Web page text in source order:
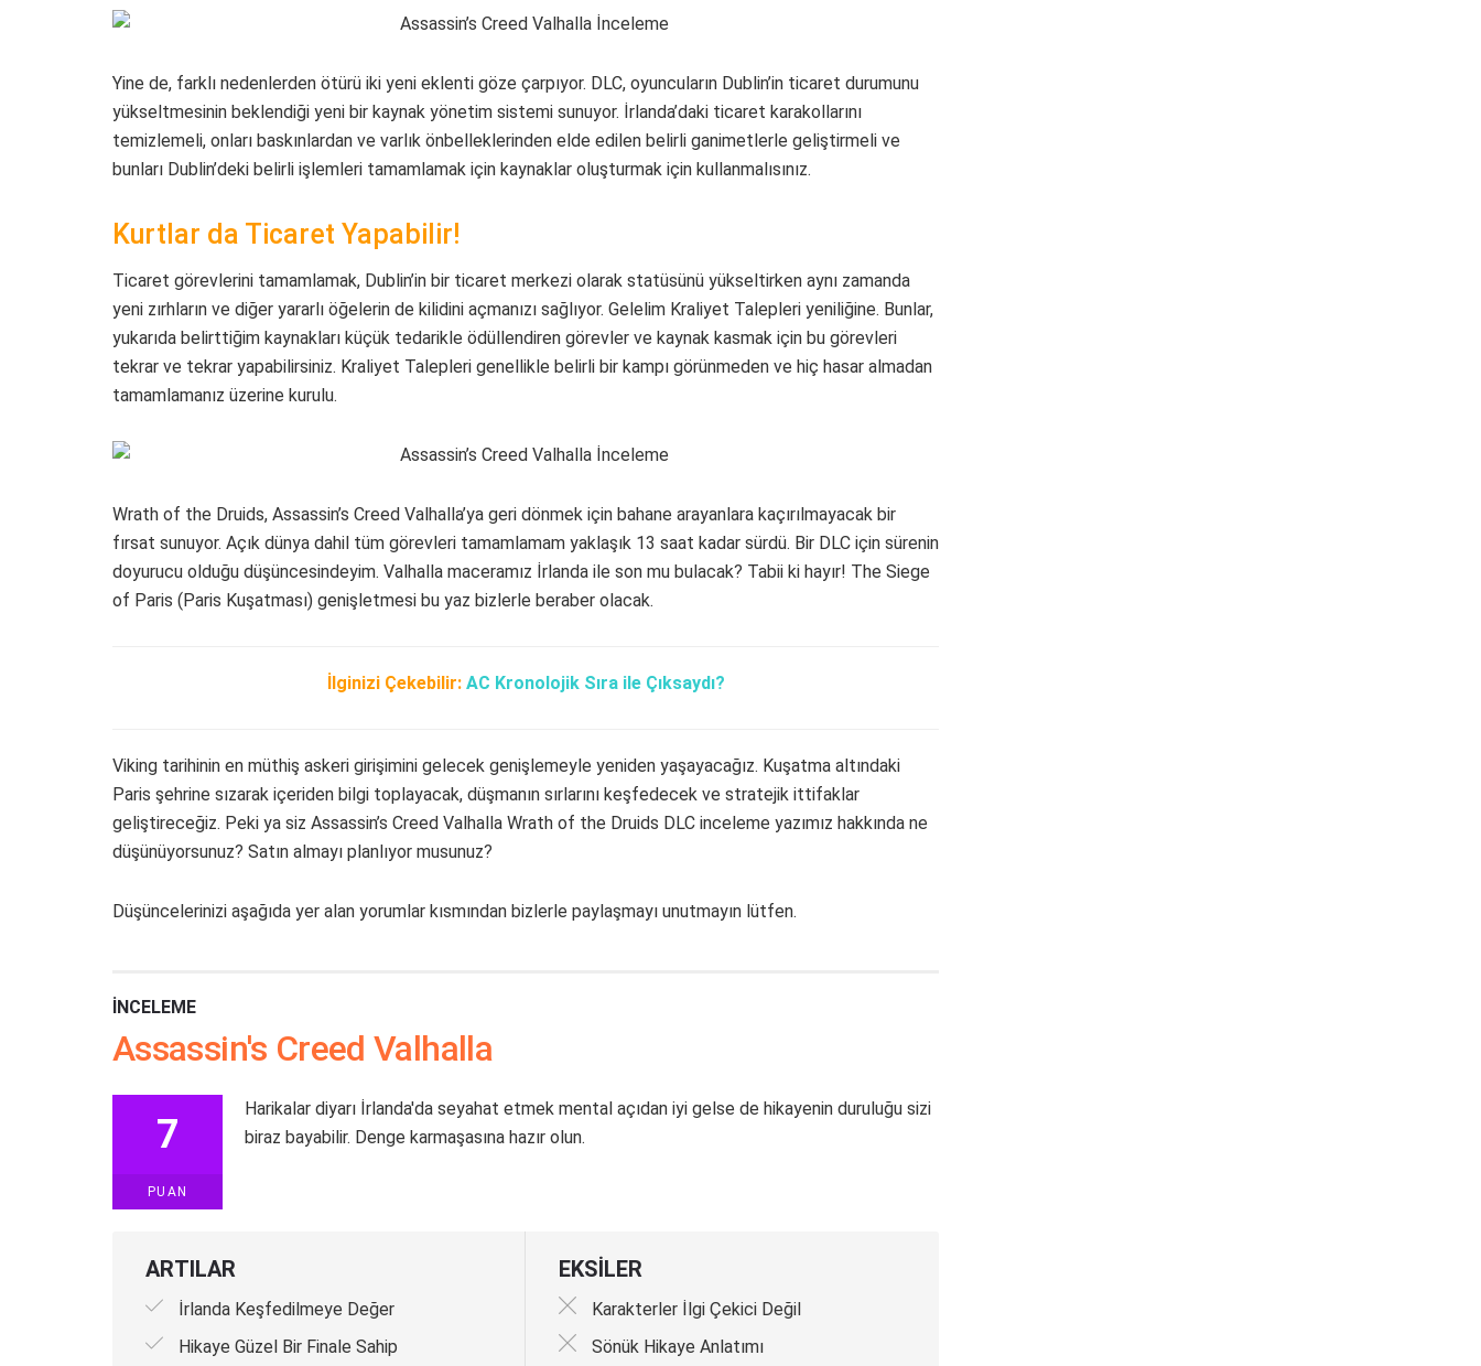
Yine de, farklı nedenlerden ötürü iki yeni eklenti göze çarpıyor. DLC, oyuncuların Dublin’in ticaret durumunu
yükseltmesinin beklendiği yeni bir kaynak yönetim sistemi sunuyor. İrlanda’daki ticaret karakollarını
temizlemeli, onları baskınlardan ve varlık önbelleklerinden elde edilen belirli ganimetlerle geliştirmeli ve
bunları Dublin’deki belirli işlemleri tamamlamak için kaynaklar oluşturmak için kullanmalısınız.
Kurtlar da Ticaret Yapabilir!
Ticaret görevlerini tamamlamak, Dublin’in bir ticaret merkezi olarak statüsünü yükseltirken aynı zamanda
yeni zırhların ve diğer yararlı öğelerin de kilidini açmanızı sağlıyor. Gelelim Kraliyet Talepleri yeniliğine. Bunlar,
yukarıda belirttiğim kaynakları küçük tedarikle ödüllendiren görevler ve kaynak kasmak için bu görevleri
tekrar ve tekrar yapabilirsiniz. Kraliyet Talepleri genellikle belirli bir kampı görünmeden ve hiç hasar almadan
tamamlamanız üzerine kurulu.
Wrath of the Druids, Assassin’s Creed Valhalla’ya geri dönmek için bahane arayanlara kaçırılmayacak bir
fırsat sunuyor. Açık dünya dahil tüm görevleri tamamlamam yaklaşık 13 saat kadar sürdü. Bir DLC için sürenin
doyurucu olduğu düşüncesindeyim. Valhalla maceramız İrlanda ile son mu bulacak? Tabii ki hayır! The Siege
of Paris (Paris Kuşatması) genişletmesi bu yaz bizlerle beraber olacak.
İlginizi Çekebilir: AC Kronolojik Sıra ile Çıksaydı?
Viking tarihinin en müthiş askeri girişimini gelecek genişlemeyle yeniden yaşayacağız. Kuşatma altındaki
Paris şehrine sızarak içeriden bilgi toplayacak, düşmanın sırlarını keşfedecek ve stratejik ittifaklar
geliştireceğiz. Peki ya siz Assassin’s Creed Valhalla Wrath of the Druids DLC inceleme yazımız hakkında ne
düşünüyorsunuz? Satın almayı planlıyor musunuz?
Düşüncelerinizi aşağıda yer alan yorumlar kısmından bizlerle paylaşmayı unutmayın lütfen.
İNCELEME
Assassin's Creed Valhalla
7
PUAN
Harikalar diyarı İrlanda'da seyahat etmek mental açıdan iyi gelse de hikayenin duruluğu sizi
biraz bayabilir. Denge karmaşasına hazır olun.
ARTILAR
İrlanda Keşfedilmeye Değer
Hikaye Güzel Bir Finale Sahip
EKSİLER
Karakterler İlgi Çekici Değil
Sönük Hikaye Anlatımı